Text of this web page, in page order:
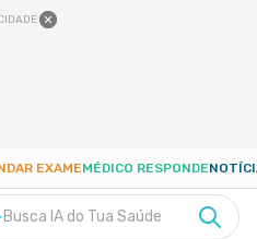
EXAMEMÉDICO RESPONDE
Busca IA do Tua Saúde